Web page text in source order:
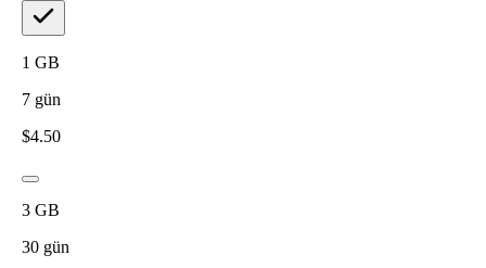
1 GB
7 gün
$4.50
3 GB
30 gün